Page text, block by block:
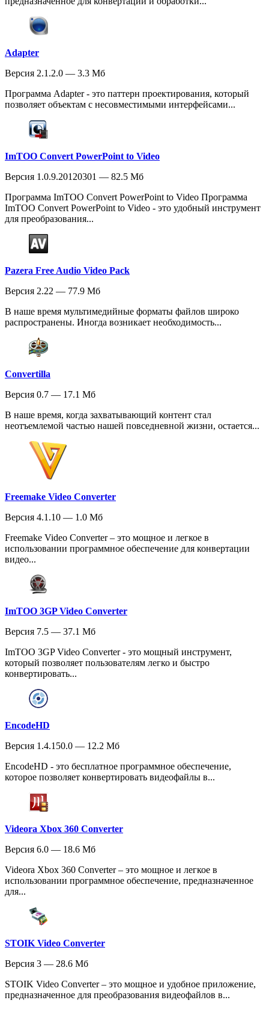
Adapter
Версия 2.1.2.0 — 3.3 Мб
Программа Adapter - это паттерн проектирования, который
позволяет объектам с несовместимыми интерфейсами...
ImTOO Convert PowerPoint to Video
Версия 1.0.9.20120301 — 82.5 Мб
Программа ImTOO Convert PowerPoint to Video Программа
ImTOO Convert PowerPoint to Video - это удобный инструмент
для преобразования...
Pazera Free Audio Video Pack
Версия 2.22 — 77.9 Мб
В наше время мультимедийные форматы файлов широко
распространены. Иногда возникает необходимость...
Convertilla
Версия 0.7 — 17.1 Мб
В наше время, когда захватывающий контент стал
неотъемлемой частью нашей повседневной жизни, остается...
Freemake Video Converter
Версия 4.1.10 — 1.0 Мб
Freemake Video Converter – это мощное и легкое в
использовании программное обеспечение для конвертации
видео...
ImTOO 3GP Video Converter
Версия 7.5 — 37.1 Мб
ImTOO 3GP Video Converter - это мощный инструмент,
который позволяет пользователям легко и быстро
конвертировать...
EncodeHD
Версия 1.4.150.0 — 12.2 Мб
EncodeHD - это бесплатное программное обеспечение,
которое позволяет конвертировать видеофайлы в...
Videora Xbox 360 Converter
Версия 6.0 — 18.6 Мб
Videora Xbox 360 Converter – это мощное и легкое в
использовании программное обеспечение, предназначенное
для...
STOIK Video Converter
Версия 3 — 28.6 Мб
STOIK Video Converter – это мощное и удобное приложение,
предназначенное для преобразования видеофайлов в...